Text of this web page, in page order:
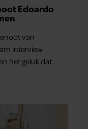
Edoardo
van
interview
het geluk dat